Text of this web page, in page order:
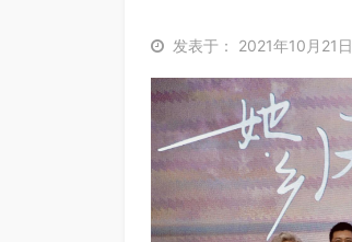
发表于： 2021年10月21日